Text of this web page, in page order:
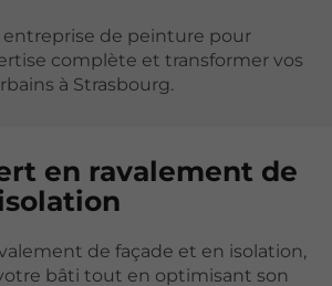
de peinture pour
complète et transformer vos
à Strasbourg.
en ravalement de
de façade et en isolation,
bâti tout en optimisant son